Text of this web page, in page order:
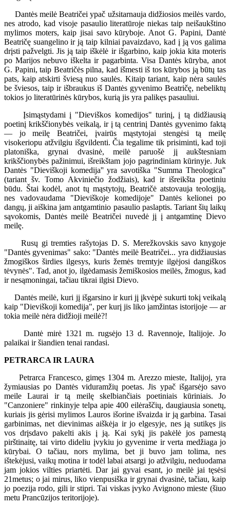
Dantės meilė Beatričei ypač užsitarnauja didžiosios meilės vardo,
nes atrodo, kad visoje pasaulio literatūroje niekas taip neišaukštino
mylimos moters, kaip jisai savo kūryboje. Anot G. Papini, Dantė
Beatričę suangelino ir ją taip kilniai pavaizdavo, kad į ją vos galima
drįsti pažvelgti. Jis ją taip iškėlė ir išgarbino, kaip jokia kita moteris
po Marijos nebuvo iškelta ir pagarbinta. Visa Dantės kūryba, anot
G. Papini, taip Beatričės pilna, kad išmesti iš tos kūrybos ją būtų tas
pats, kaip atskirti šviesą nuo saulės. Kitaip tariant, kaip nėra saulės
be šviesos, taip ir išbraukus iš Dantės gyvenimo Beatričę, nebeliktų
tokios jo literatūrinės kūrybos, kurią jis yra palikęs pasauliui.
Įsimąstydami į "Dieviškos komedijos" turinį, į tą didžiausią
poetinį krikščionybės veikalą, ir į tą centrinį Dantės gyvenimo faktą
— jo meilę Beatričei, įvairūs mąstytojai stengėsi tą meilę
visokeriopu atžvilgiu išgvildenti. Čia tegalime tik prisiminti, kad toji
platoniška, grynai dvasinė, meilė paruošė jį aukštesniam
krikščionybės pažinimui, išreikštam jojo pagrindiniam kūrinyje. Juk
Dantės "Dieviškoji komedija'' yra savotiška "Summa Theologica"
(tariant šv. Tomo Akviniečio žodžiais), kad ir išreikšta poetiniu
būdu. Štai kodėl, anot tų mąstytojų, Beatričė atstovauja teologiją,
nes vadovaudama "Dieviškoje komedijoje" Dantės kelionei po
dangų, ji aiškina jam antgamtinio pasaulio paslaptis. Tariant šių laikų
sąvokomis, Dantės meilė Beatričei nuvedė jį į antgamtinę Dievo
meilę.
Rusų gi tremties rašytojas D. S. Merežkovskis savo knygoje
"Dantės gyvenimas" sako: "Dantės meilė Beatričei... yra didžiausias
žmogiškos širdies ilgesys, kuris žemės tremtyje ilgėjosi dangiškos
tėvynės". Tad, anot jo, ilgėdamasis žemiškosios meilės, žmogus, kad
ir nesąmoningai, tačiau tikrai ilgisi Dievo.
Dantės meilė, kuri jį išgarsino ir kuri jį įkvėpė sukurti tokį veikalą
kaip "Dieviškoji komedija", per kurį jis liko įamžintas istorijoje — ar
tokia meilė nėra didžioji meilė?!
Dantė mirė 1321 m. rugsėjo 13 d. Ravennoje, Italijoje. Jo
palaikai ir šiandien tenai randasi.
PETRARCA IR LAURA
Petrarca Francesco, gimęs 1304 m. Arezzo mieste, Italijoj, yra
žymiausias po Dantės viduramžių poetas. Jis ypač išgarsėjo savo
meile Laurai ir tą meilę skelbiančiais poetiniais kūriniais. Jo
"Canzoniere" rinkinyje telpa apie 400 eilėraščių, daugiausia sonetų,
kuriais jis gėrisi mylimos Lauros išorine išvaizda ir ją garbina. Tasai
garbinimas, net dievinimas aiškėja ir jo elgesyje, nes ją sutikęs jis
vos drįsdavo pakelti akis į ją. Kai sykį jis pakėlė jos pamestą
pirštinaitę, tai virto dideliu įvykiu jo gyvenime ir verta medžiaga jo
kūrybai. O tačiau, nors mylima, bet ji buvo jam tolima, nes
ištekėjusi, vaikų motina ir todėl labai atsargi jo atžvilgiu, neduodama
jam jokios vilties priartėti. Dar jai gyvai esant, jo meilė jai tęsėsi
21metus; o jai mirus, liko vienpusiška ir grynai dvasinė, tačiau, kaip
jo poezija rodo, gili ir stipri. Tai viskas įvyko Avignono mieste (šiuo
metu Prancūzijos teritorijoje).